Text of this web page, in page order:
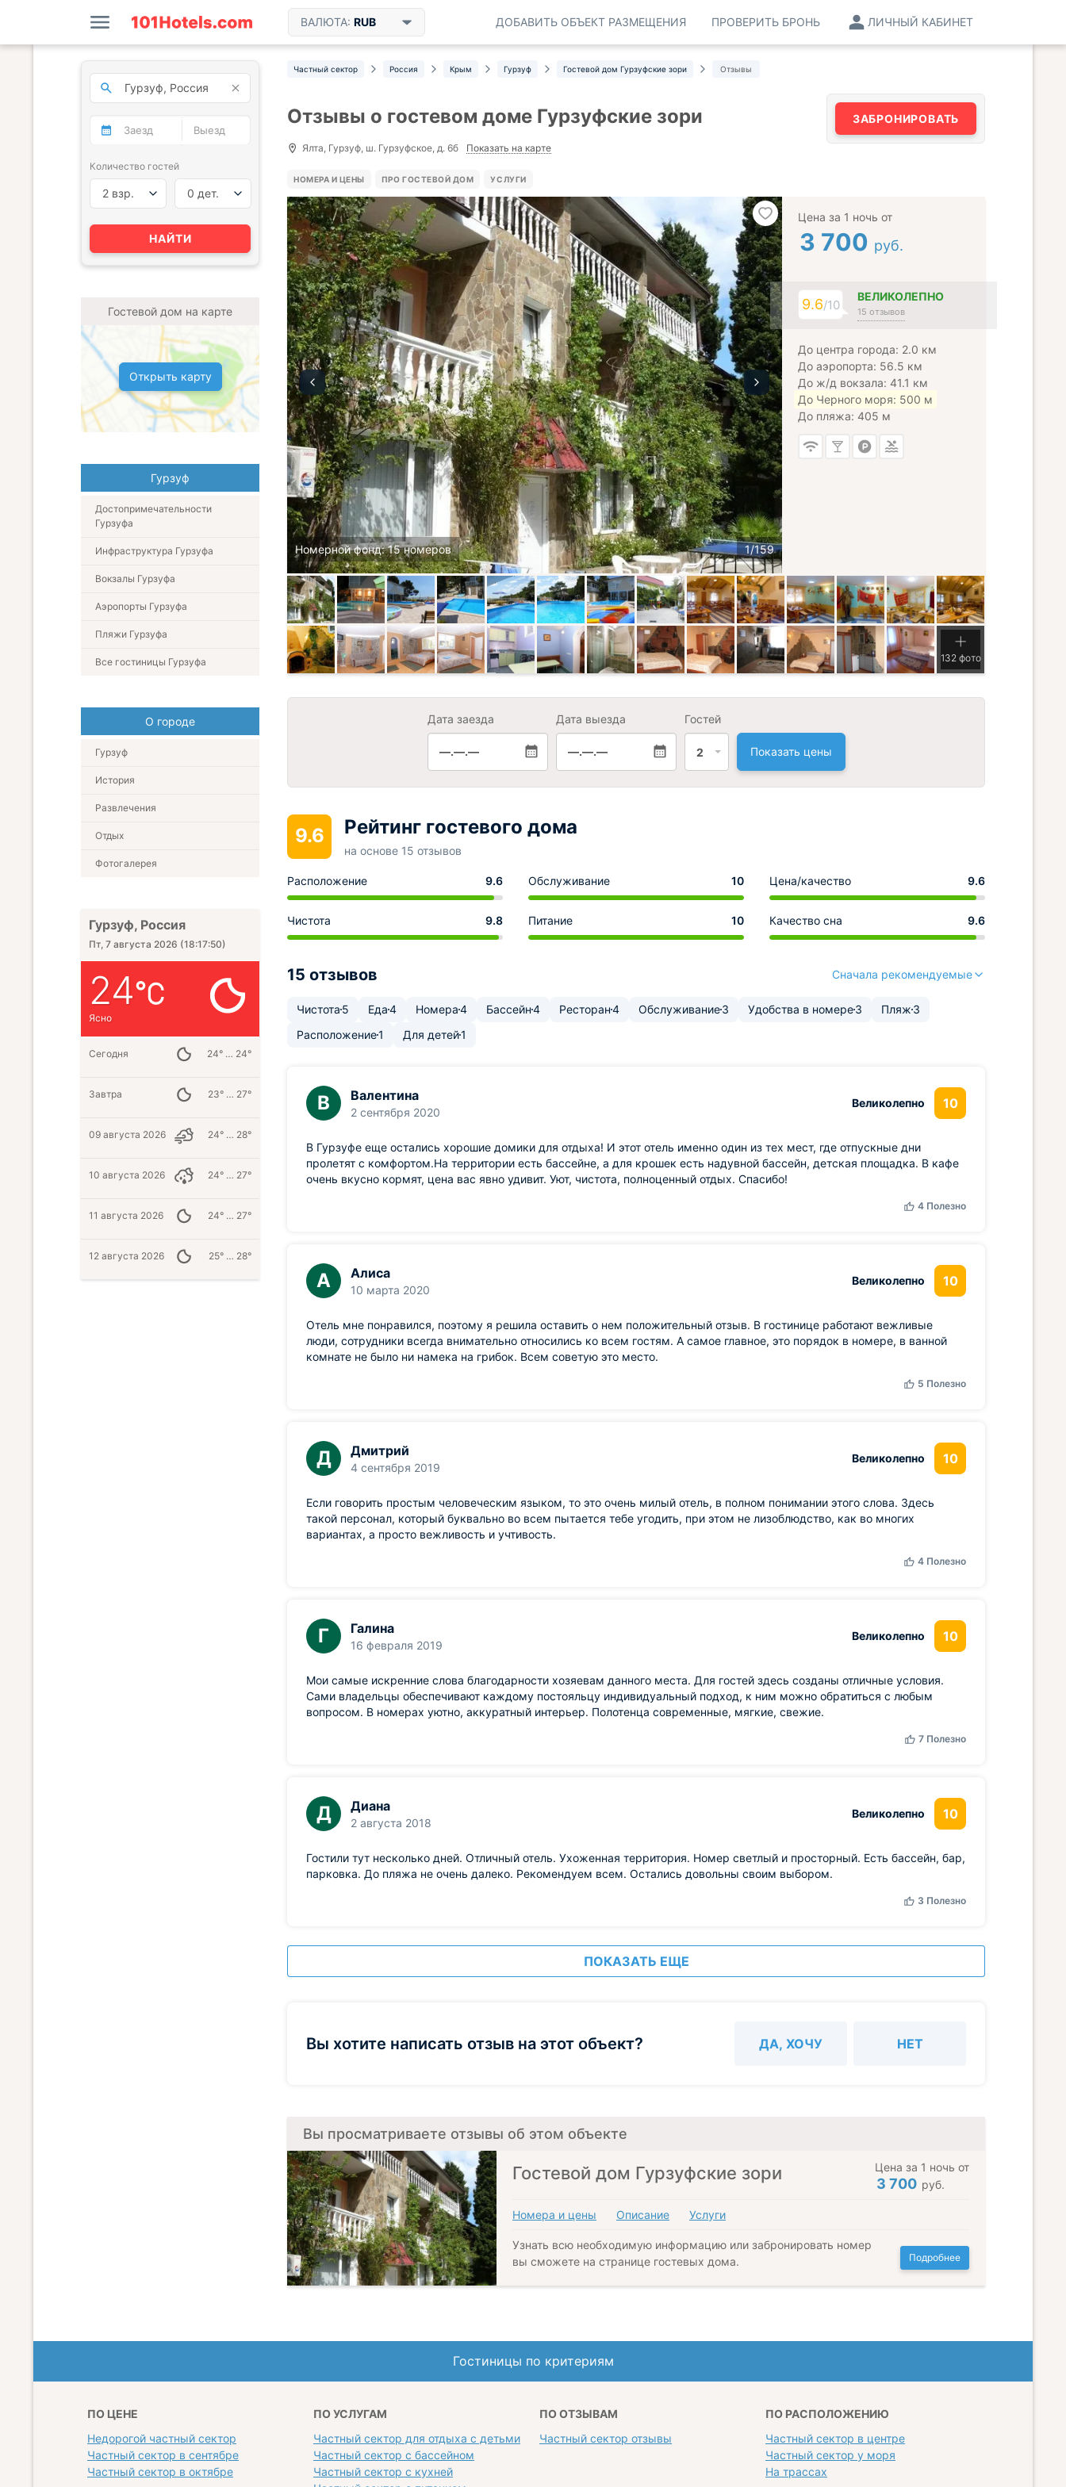
ВАЛЮТА: RUB ЛИЧНЫЙ КАБИНЕТ
ПРОВЕРИТЬ БРОНЬ
ДОБАВИТЬ ОБЪЕКТ РАЗМЕЩЕНИЯ
Частный сектор Россия Крым Гурзуф Гостевой дом Гурзуфские зори Отзывы
Отзывы о гостевом доме Гурзуфские зори
Ялта, Гурзуф, ш. Гурзуфское, д. 6б Показать на карте
ЗАБРОНИРОВАТЬ
НОМЕРА И ЦЕНЫ ПРО ГОСТЕВОЙ ДОМ УСЛУГИ
Номерной фонд: 15 номеров
Цена за 1 ночь от
3 700 руб.
9.6/10
ВЕЛИКОЛЕПНО
15 отзывов
До центра города: 2.0 км
До аэропорта: 56.5 км
До ж/д вокзала: 41.1 км
До Черного моря: 500 м
До пляжа: 405 м
132 фото
Дата заезда
—.—.—
Дата выезда
—.—.—
Гостей
2 Показать цены
9.6 Рейтинг гостевого дома
на основе 15 отзывов
Расположение 9.6 Обслуживание 10 Цена/качество 9.6
Чистота 9.8 Питание 10 Качество сна 9.6
15 отзывов Сначала рекомендуемые
Чистота 5 Еда4 Номера4 Бассейн4 Ресторан4 Обслуживание3 Удобства в номере3 Пляж 3
Расположение1 Для детей1
В Валентина
2 сентября 2020
Великолепно 10
В Гурзуфе еще остались хорошие домики для отдыха! И этот отель именно один из тех мест, где отпускные дни
пролетят с комфортом.На территории есть бассейне, а для крошек есть надувной бассейн, детская площадка. В кафе
очень вкусно кормят, цена вас явно удивит. Уют, чистота, полноценный отдых. Спасибо!
4 Полезно
А Алиса
10 марта 2020
Великолепно 10
Отель мне понравился, поэтому я решила оставить о нем положительный отзыв. В гостинице работают вежливые
люди, сотрудники всегда внимательно относились ко всем гостям. А самое главное, это порядок в номере, в ванной
комнате не было ни намека на грибок. Всем советую это место.
5 Полезно
Д Дмитрий
4 сентября 2019
Великолепно 10
Если говорить простым человеческим языком, то это очень милый отель, в полном понимании этого слова. Здесь
такой персонал, который буквально во всем пытается тебе угодить, при этом не лизоблюдство, как во многих
вариантах, а просто вежливость и учтивость.
4 Полезно
Г Галина
16 февраля 2019
Великолепно 10
Мои самые искренние слова благодарности хозяевам данного места. Для гостей здесь созданы отличные условия.
Сами владельцы обеспечивают каждому постояльцу индивидуальный подход, к ним можно обратиться с любым
вопросом. В номерах уютно, аккуратный интерьер. Полотенца современные, мягкие, свежие.
7 Полезно
Д Диана
2 августа 2018
Великолепно 10
Гостили тут несколько дней. Отличный отель. Ухоженная территория. Номер светлый и просторный. Есть бассейн, бар,
парковка. До пляжа не очень далеко. Рекомендуем всем. Остались довольны своим выбором.
3 Полезно
ПОКАЗАТЬ ЕЩЕ
Вы хотите написать отзыв на этот объект? ДА, ХОЧУ НЕТ
Вы просматриваете отзывы об этом объекте
Цена за 1 ночь от
3 700 руб.
Гостевой дом Гурзуфские зори
Номера и цены Описание Услуги
Узнать всю необходимую информацию или забронировать номер
вы сможете на странице гостевых дома.
Подробнее
Количество гостей
2 взр. 0 дет.
НАЙТИ
Гостевой дом на карте
Открыть карту
Гурзуф
Достопримечательности
Гурзуфа
Инфраструктура Гурзуфа
Вокзалы Гурзуфа
Аэропорты Гурзуфа
Пляжи Гурзуфа
Все гостиницы Гурзуфа
О городе
Гурзуф
История
Развлечения
Отдых
Фотогалерея
Гурзуф, Россия
Пт, 7 августа 2026 (18:17:51)
24
Ясно
Сегодня 24° … 24°
Завтра 23° … 27°
09 августа 2026 24° … 28°
10 августа 2026 24° … 27°
11 августа 2026 24° … 27°
12 августа 2026 25° … 28°
Гостиницы по критериям
ПО ЦЕНЕ
Недорогой частный сектор
Частный сектор в сентябре
Частный сектор в октябре
ПО УСЛУГАМ
Частный сектор для отдыха с детьми
Частный сектор с бассейном
Частный сектор с кухней
ПО ОТЗЫВАМ
Частный сектор отзывы
ПО РАСПОЛОЖЕНИЮ
Частный сектор в центре
Частный сектор у моря
На трассах